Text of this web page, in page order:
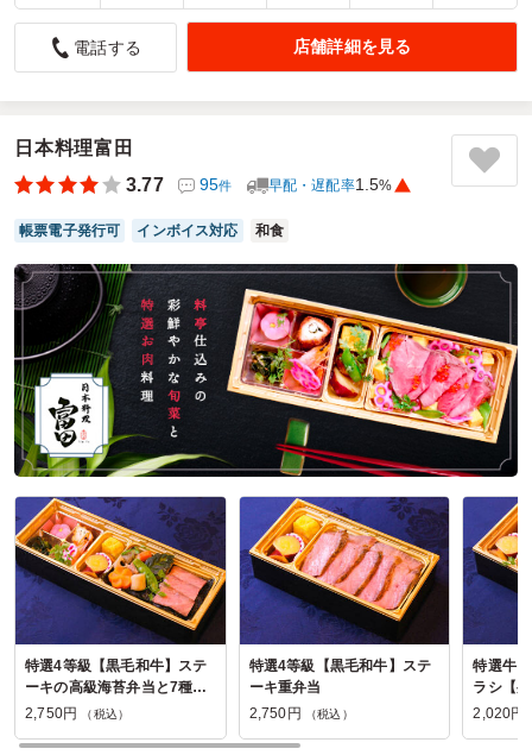
5.0
配送の状態、時間も申し分なくとても丁寧に対応してくださ
いました。お弁当は丁寧な盛り付けでお野菜の飾り切りがキ
ぱいになりました。男性には少し物足りないかもしれないで
参加者の年齢：30代～40代男女比：女性のみ
神奈川県横浜市瀬谷区二ツ橋町2025/04/13
京懐石村瀬の口コミをもっと見る
電話する 店舗詳細を見る
日本料理富田
3.77
95件 早配・遅配率1.5%
帳票電子発行可 インボイス対応 和食
特選4等級【黒毛和牛】ステ
ーキの高級海苔弁当と7種の
副菜【彩り御膳】
2,750円 （税込）
特選4等級【黒毛和牛】ステ
ーキ重弁当
2,750円
（税込）
特選牛
ラシ【
2,020円